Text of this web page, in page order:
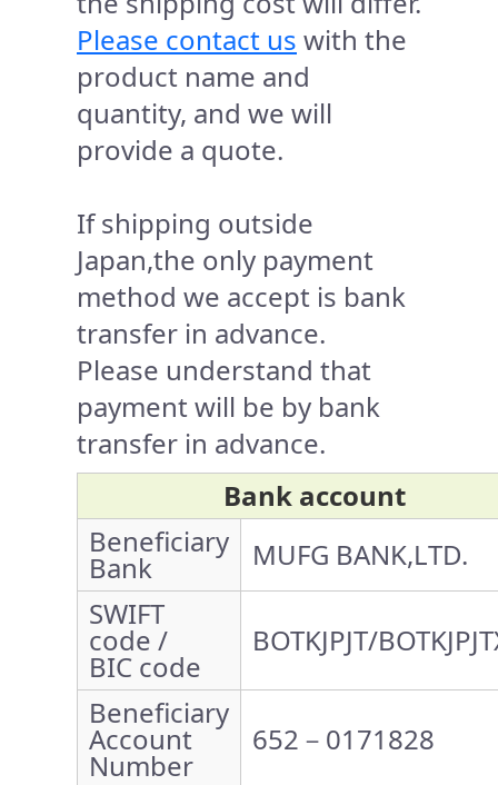
Please contact us with the
product name and
quantity, and we will
provide a quote.
If shipping outside
Japan,the only payment
method we accept is bank
transfer in advance.
Please understand that
payment will be by bank
transfer in advance.
Bank account
Beneficiary
Bank
MUFG BANK,LTD.
SWIFT
code /
BIC code
BOTKJPJT/
Beneficiary
Account
Number
652－0171828